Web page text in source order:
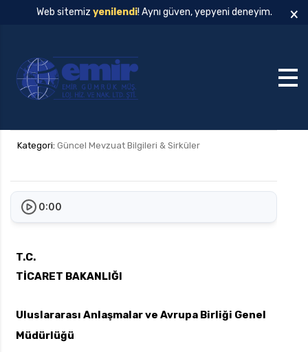
Web sitemiz yenilendi! Aynı güven, yepyeni deneyim. ×
Kategori: Güncel Mevzuat Bilgileri & Sirküler
0:00
T.C.
TİCARET BAKANLIĞI
Uluslararası Anlaşmalar ve Avrupa Birliği Genel
Müdürlüğü